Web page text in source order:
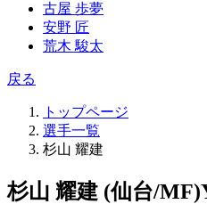
古屋 歩夢
安野 匠
荒木 駿太
戻る
トップページ
選手一覧
杉山 耀建
杉山 耀建 (仙台/MF)